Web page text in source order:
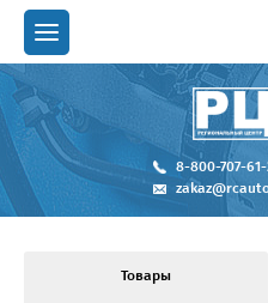
8-800-707-
Товары